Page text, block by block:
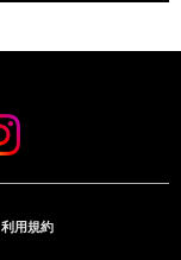
利用規約